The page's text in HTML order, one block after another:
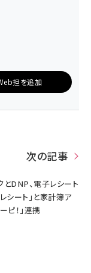
担を追加
次の記事
とDNP、電子レシート
レシート」と家計簿ア
ピ！」連携